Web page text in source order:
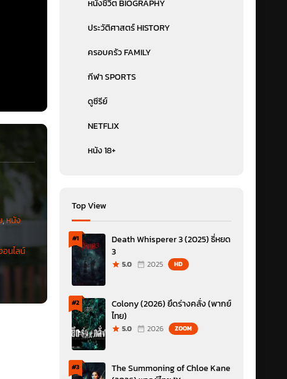
,หนัง
นไลน์
หนังชีวิต BIOGRAPHY
ประวัติศาสตร์ HISTORY
ครอบครัว FAMILY
กีฬา SPORTS
ดูซีรีย์
NETFLIX
หนัง 18+
Top View
#1
Death Whisperer 3 (2025) ธี่หยด
3
5.0 2025 HD
#2
Colony (2026) ยึดร่างคลั่ง (พากย์
ไทย)
5.0 2026 ZOOM
#3
The Summoning of Chloe Kane